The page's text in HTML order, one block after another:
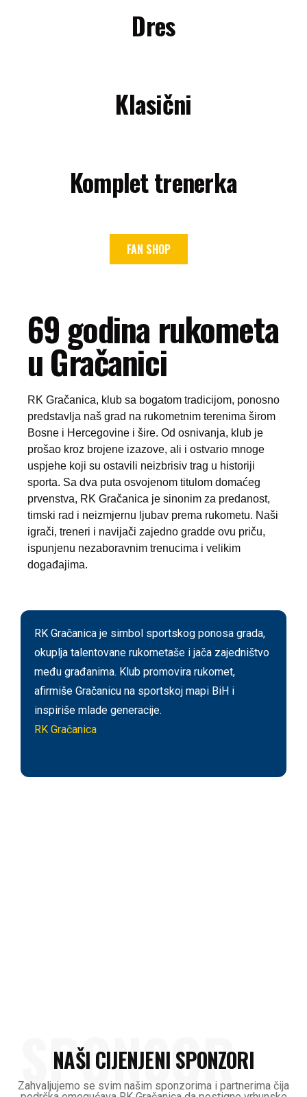
Dres
Klasični
Komplet trenerka
FAN SHOP
69 godina rukometa
u Gračanici
RK Gračanica, klub sa bogatom tradicijom, ponosno
predstavlja naš grad na rukometnim terenima širom
Bosne i Hercegovine i šire. Od osnivanja, klub je
prošao kroz brojene izazove, ali i ostvario mnoge
uspjehe koji su ostavili neizbrisiv trag u historiji
sporta. Sa dva puta osvojenom titulom domaćeg
prvenstva, RK Gračanica je sinonim za predanost,
timski rad i neizmjernu ljubav prema rukometu. Naši
igrači, treneri i navijači zajedno gradde ovu priču,
ispunjenu nezaboravnim trenucima i velikim
događajima.
RK Gračanica je simbol sportskog ponosa grada,
okuplja talentovane rukometaše i jača zajedništvo
među građanima. Klub promovira rukomet,
afirmiše Gračanicu na sportskoj mapi BiH i
inspiriše mlade generacije.
RK Gračanica
SPONSOR
NAŠI CIJENJENI SPONZORI
Zahvaljujemo se svim našim sponzorima i partnerima čija